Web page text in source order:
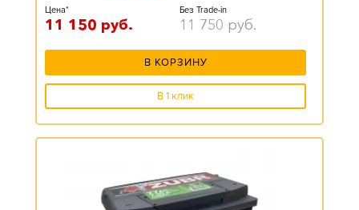
Цена*
11 150 руб.
Без Trade-in
11 750 руб.
В КОРЗИНУ
В 1 клик